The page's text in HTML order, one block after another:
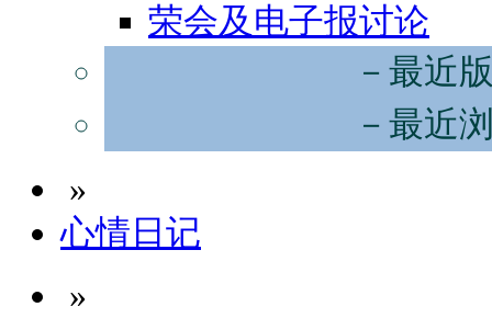
荣会及电子报讨论
－最近
－最近
»
心情日记
»